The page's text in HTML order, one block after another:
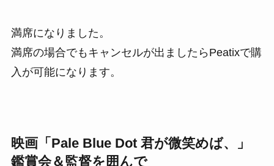
満席になりました。
満席の場合でもキャンセルが出ましたらPeatixで購
入が可能になります。
映画「Pale Blue Dot 君が微笑めば、」
鑑賞会＆監督を囲んで